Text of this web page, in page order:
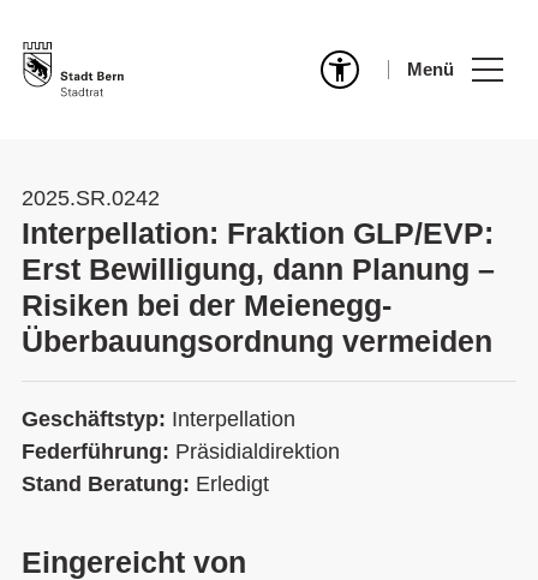
Menü
2025.SR.0242
Interpellation: Fraktion GLP/EVP:
Erst Bewilligung, dann Planung –
Risiken bei der Meienegg-
Überbauungsordnung vermeiden
Geschäftstyp: Interpellation
Federführung: Präsidialdirektion
Stand Beratung: Erledigt
Eingereicht von